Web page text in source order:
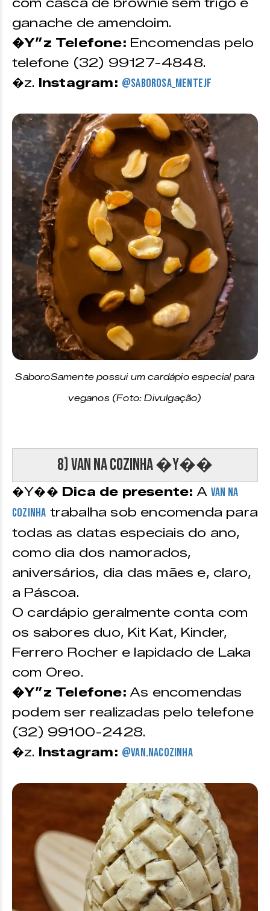
com casca de brownie sem trigo e
ganache de amendoim.
�Y”z Telefone: Encomendas pelo
telefone (32) 99127-4848.
�z. Instagram: @saborosa_mentejf
SaboroSamente possui um cardápio especial para
veganos (Foto: Divulgação)
8) Van na Cozinha �Y��
�Y�� Dica de presente: AVan na
Cozinha trabalha sob encomenda para
todas as datas especiais do ano,
como dia dos namorados,
aniversários, dia das mães e, claro,
a Páscoa.
O cardápio geralmente conta com
os sabores duo, Kit Kat, Kinder,
Ferrero Rocher e lapidado de Laka
com Oreo.
�Y”z Telefone:As encomendas
podem ser realizadas pelo telefone
(32) 99100-2428.
�z. Instagram: @van.nacozinha